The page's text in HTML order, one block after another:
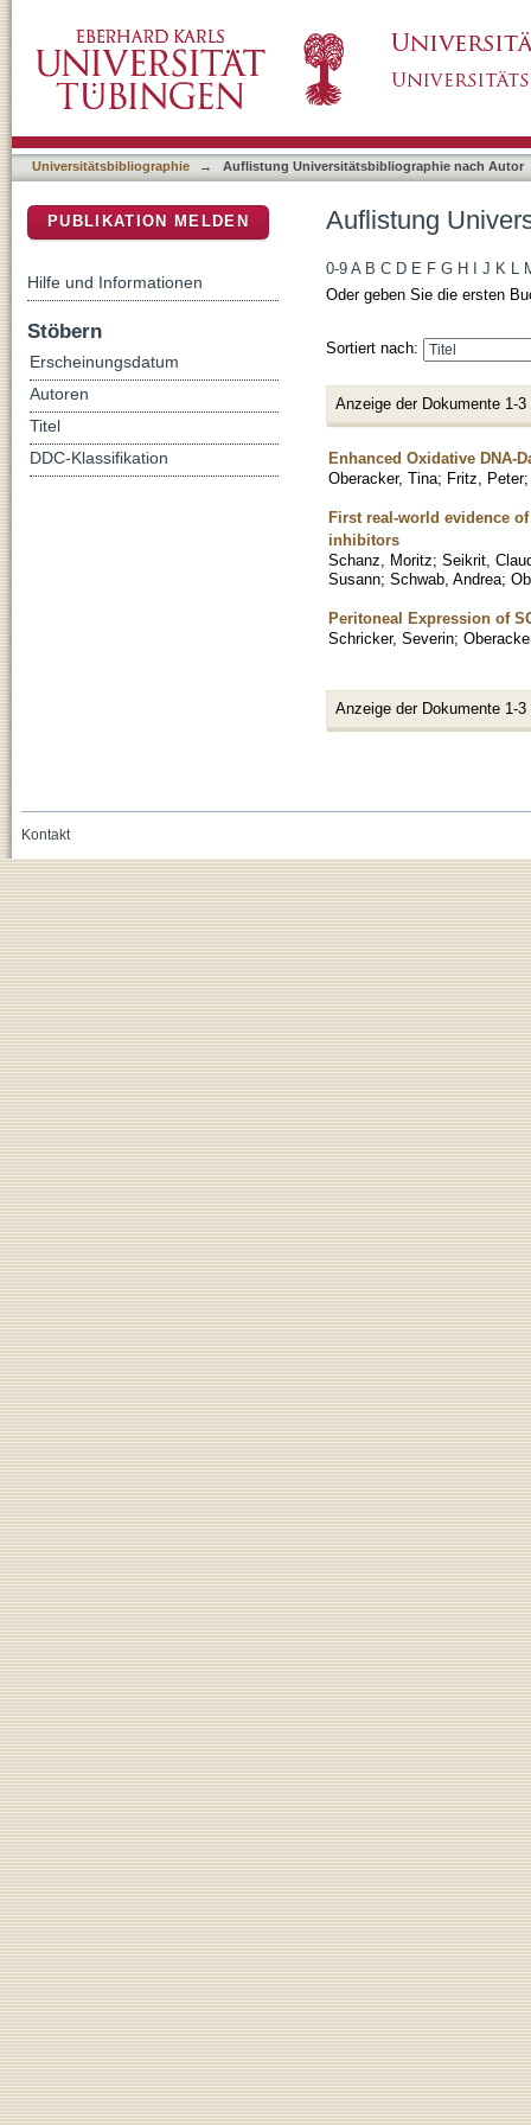
Universitätsbibliographie → Auflistung Universitätsbibliographie nach Autor
Auflistung
0-9 A B C D E F G H J K L
Oder geben Sie die ersten
Sortiert nach:
Anzeige der Dokumente 1-3
Enhanced Oxidative DNA-
Oberacker, Tina; Fritz, Peter
First real-world evidence
inhibitors
Schanz, Moritz; Seikrit,
Susann; Schwab, Andrea;
Peritoneal Expression of
Schricker, Severin;
Anzeige der Dokumente 1-3
PUBLIKATION MELDEN
Hilfe und Informationen
Stöbern
Erscheinungsdatum
Autoren
Titel
DDC-Klassifikation
Kontakt